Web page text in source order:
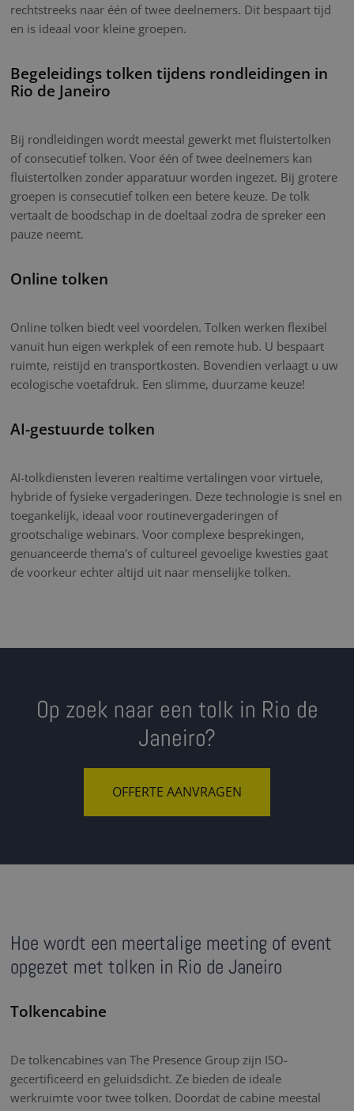
rechtstreeks naar één of twee deelnemers. Dit bespaart tijd
en is ideaal voor kleine groepen.
Begeleidings tolken tijdens rondleidingen in
Rio de Janeiro
Bij rondleidingen wordt meestal gewerkt met fluistertolken
of consecutief tolken. Voor één of twee deelnemers kan
fluistertolken zonder apparatuur worden ingezet. Bij grotere
groepen is consecutief tolken een betere keuze. De tolk
vertaalt de boodschap in de doeltaal zodra de spreker een
pauze neemt.
Online tolken
Online tolken biedt veel voordelen. Tolken werken flexibel
vanuit hun eigen werkplek of een remote hub. U bespaart
ruimte, reistijd en transportkosten. Bovendien verlaagt u uw
ecologische voetafdruk. Een slimme, duurzame keuze!
AI-gestuurde tolken
AI-tolkdiensten leveren realtime vertalingen voor virtuele,
hybride of fysieke vergaderingen. Deze technologie is snel en
toegankelijk, ideaal voor routinevergaderingen of
grootschalige webinars. Voor complexe besprekingen,
genuanceerde thema's of cultureel gevoelige kwesties gaat
de voorkeur echter altijd uit naar menselijke tolken.
Op zoek naar een tolk in Rio de
Janeiro?
OFFERTE AANVRAGEN
Hoe wordt een meertalige meeting of event
opgezet met tolken in Rio de Janeiro
Tolkencabine
De tolkencabines van The Presence Group zijn ISO-
gecertificeerd en geluidsdicht. Ze bieden de ideale
werkruimte voor twee tolken. Doordat de cabine meestal